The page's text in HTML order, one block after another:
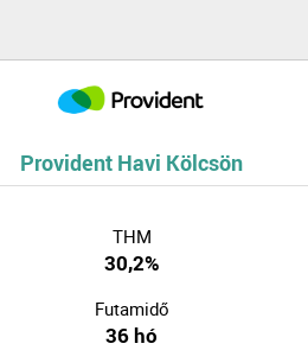
Provident Havi Kölcsön
THM
30,2%
Futamidő
36 hó